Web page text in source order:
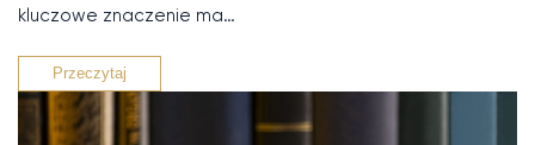
kluczowe znaczenie ma…
Przeczytaj